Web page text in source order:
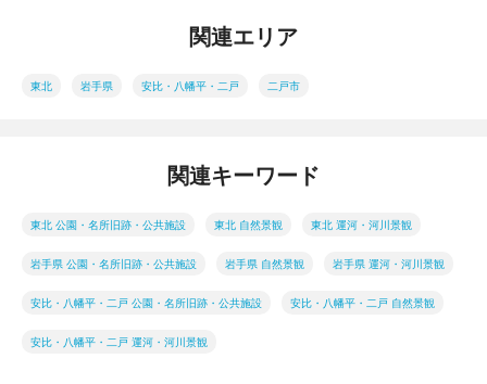
関連エリア
東北 岩手県 安比・八幡平・二戸 二戸市
関連キーワード
東北 公園・名所旧跡・公共施設 東北 自然景観 東北 運河・河川景観
岩手県 公園・名所旧跡・公共施設 岩手県 自然景観 岩手県 運河・河川景観
安比・八幡平・二戸 公園・名所旧跡・公共施設 安比・八幡平・二戸 自然景観
安比・八幡平・二戸 運河・河川景観